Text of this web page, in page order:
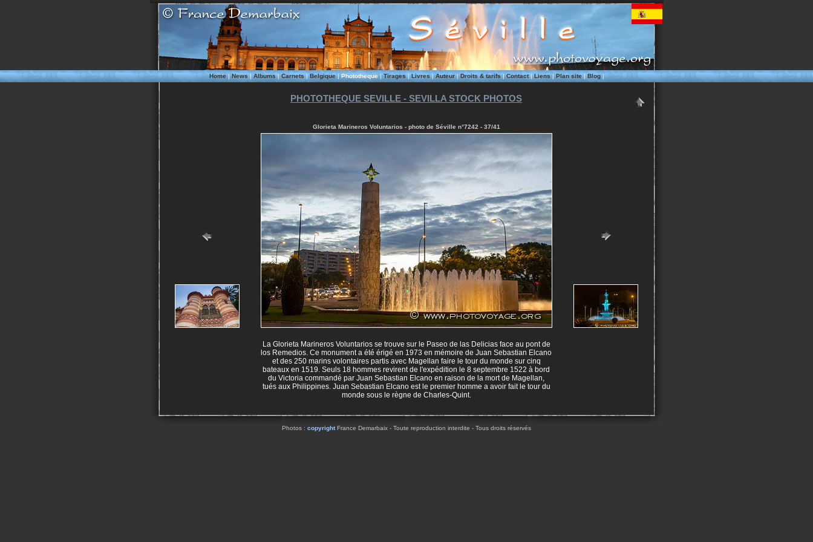
Home|News| Albums| Carnets|Belgique|Phototheque|Tirages|Livres|Auteur|Droits & tarifs|Contact|Liens|Plan site|Blog|
PHOTOTHEQUE SEVILLE - SEVILLA STOCK PHOTOS
Glorieta Marineros Voluntarios - photo de Séville n°7242 - 37/41
La Glorieta Marineros Voluntarios se trouve sur le Paseo de las Delicias face au pont de
los Remedios. Ce monument a été érigé en 1973 en mémoire de Juan Sebastian Elcano
et des 250 marins volontaires partis avec Magellan faire le tour du monde sur cinq
bateaux en 1519. Seuls 18 hommes revirent de l'expédition le 8 septembre 1522 à bord
du Victoria commandé par Juan Sebastian Elcano en raison de la mort de Magellan,
tués aux Philippines. Juan Sebastian Elcano est le premier homme a avoir fait le tour du
monde sous le règne de Charles-Quint.
Photos : copyrightFrance Demarbaix - Toute reproduction interdite - Tous droits réservés